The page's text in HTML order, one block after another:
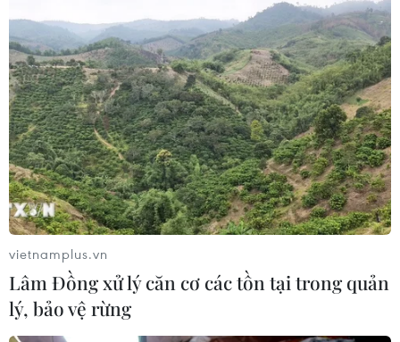
vietnamplus.vn
Lâm Đồng xử lý căn cơ các tồn tại trong quản
lý, bảo vệ rừng